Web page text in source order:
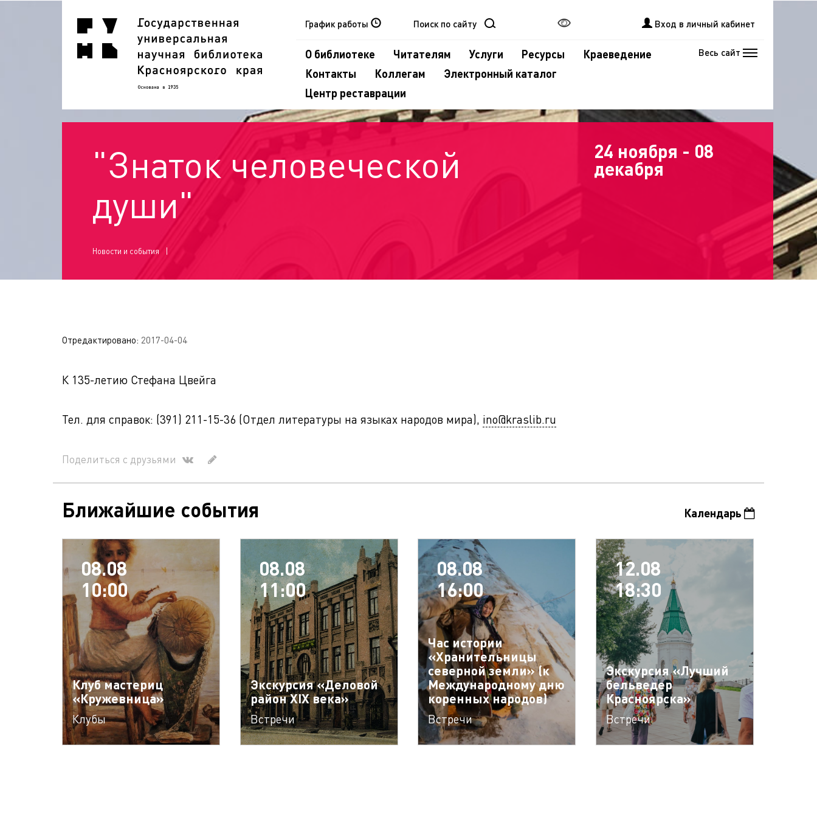
График работы Вход в личный кабинет
О библиотеке Читателям Услуги Ресурсы
Краеведение
Контакты
Коллегам
Электронный каталог
Центр реставрации
Весь сайт
"Знаток человеческой
души"
24 ноября - 08
декабря
Новости и события
Отредактировано: 2017-04-04
К 135-летию Стефана Цвейга
Тел. для справок: (391) 211-15-36 (Отдел литературы на языках народов мира), ino@kraslib.ru
Поделиться с друзьями
Ближайшие события Календарь
08.08
10:00
Клуб мастериц
«Кружевница»
Клубы
08.08
11:00
Экскурсия «Деловой
район XIX века»
Встречи
08.08
16:00
Час истории
«Хранительницы
северной земли» (к
Международному дню
коренных народов)
Встречи
12.08
18:30
Экскурсия «Лучший
бельведер
Красноярска»
Встречи